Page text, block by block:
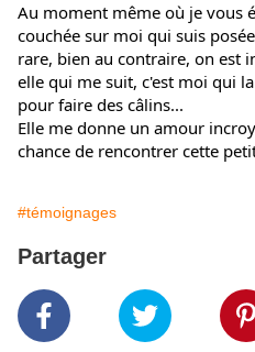
Au moment même où je vous
couchée sur moi qui suis
rare, bien au contraire, on est
elle qui me suit, c'est moi qui
pour faire des câlins...
Elle me donne un amour
chance de rencontrer cette
#témoignages
Partager